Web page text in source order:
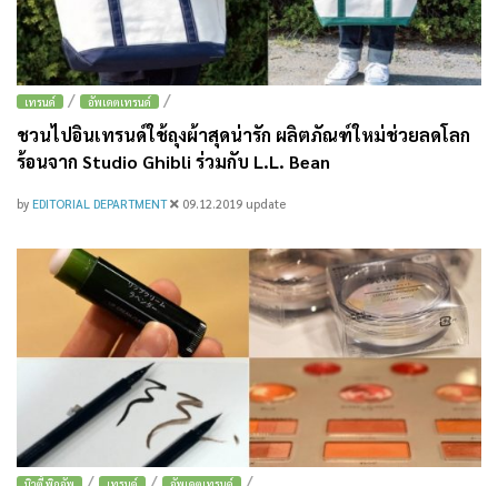
เทรนด์ / อัพเดตเทรนด์ /
ชวนไปอินเทรนด์ใช้ถุงผ้าสุดน่ารัก ผลิตภัณฑ์ใหม่ช่วยลดโลก
ร้อนจาก Studio Ghibli ร่วมกับ L.L. Bean
by EDITORIAL DEPARTMENT 09.12.2019 update
บิวตี้ พิกอัพ / เทรนด์ / อัพเดตเทรนด์ /